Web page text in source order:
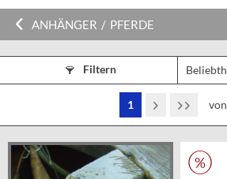
ANHÄNGER / PFERDE
Filtern
1 von